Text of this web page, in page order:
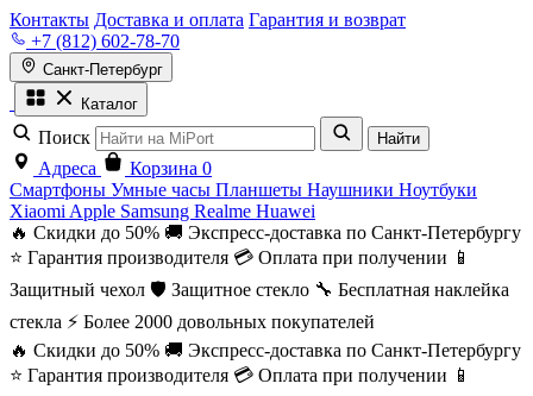
Контакты Доставка и оплата Гарантия и возврат
+7 (812) 602-78-70
Санкт-Петербург
Каталог
Поиск Найти
Адреса Корзина 0
Смартфоны Умные часы Планшеты Наушники Ноутбуки
Xiaomi Apple Samsung Realme Huawei
🔥 Скидки до 50% 🚚 Экспресс-доставка по Санкт-Петербургу
⭐ Гарантия производителя 💳 Оплата при получении 📱
Защитный чехол 🛡️ Защитное стекло 🔧 Бесплатная наклейка
стекла ⚡ Более 2000 довольных покупателей
🔥 Скидки до 50% 🚚 Экспресс-доставка по Санкт-Петербургу
⭐ Гарантия производителя 💳 Оплата при получении 📱